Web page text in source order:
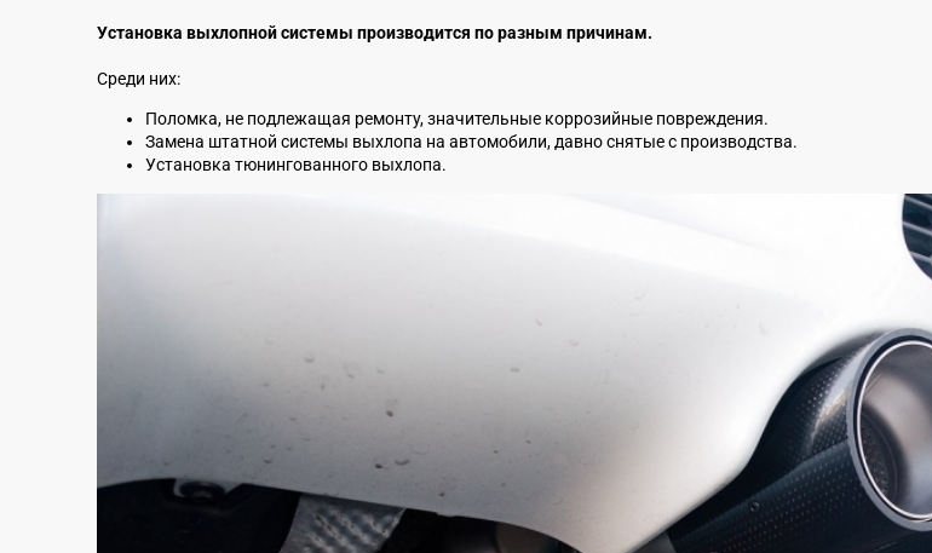
Установка выхлопной системы производится по разным причинам.
Среди них:
Поломка, не подлежащая ремонту, значительные коррозийные повреждения.
Замена штатной системы выхлопа на автомобили, давно снятые с производства.
Установка тюнингованного выхлопа.